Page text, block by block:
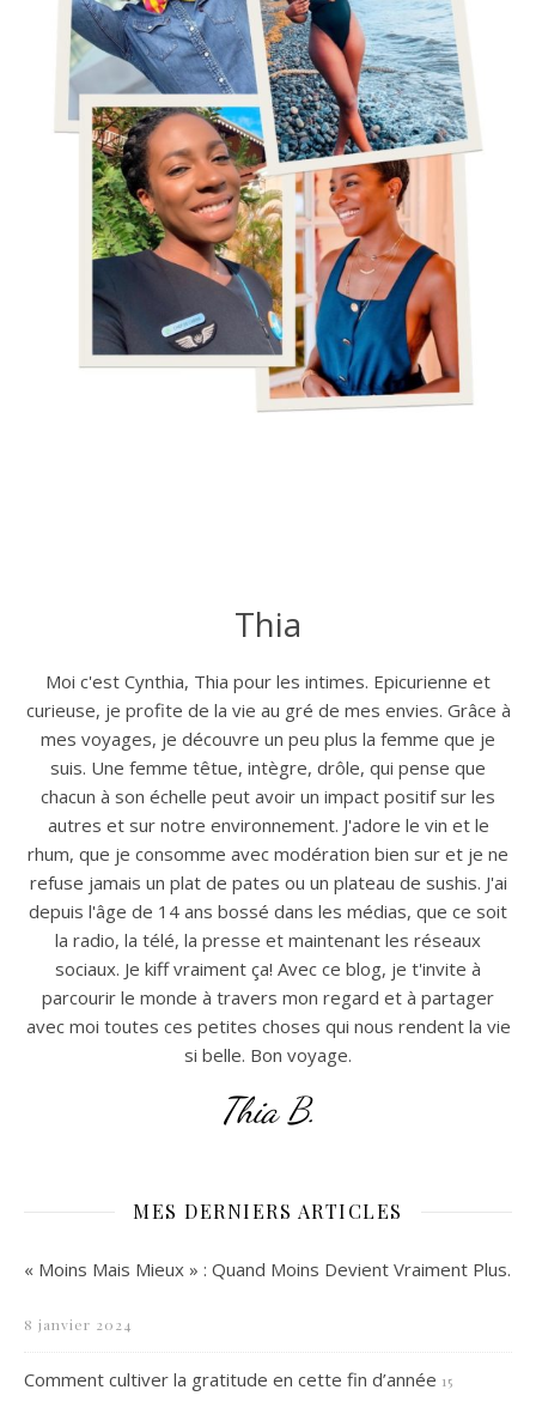
Thia
Moi c'est Cynthia, Thia pour les intimes. Epicurienne et
curieuse, je profite de la vie au gré de mes envies. Grâce à
mes voyages, je découvre un peu plus la femme que je
suis. Une femme têtue, intègre, drôle, qui pense que
chacun à son échelle peut avoir un impact positif sur les
autres et sur notre environnement. J'adore le vin et le
rhum, que je consomme avec modération bien sur et je ne
refuse jamais un plat de pates ou un plateau de sushis. J'ai
depuis l'âge de 14 ans bossé dans les médias, que ce soit
la radio, la télé, la presse et maintenant les réseaux
sociaux. Je kiff vraiment ça! Avec ce blog, je t'invite à
parcourir le monde à travers mon regard et à partager
avec moi toutes ces petites choses qui nous rendent la vie
si belle. Bon voyage.
Thia B.
MES DERNIERS ARTICLES
« Moins Mais Mieux » : Quand Moins Devient Vraiment Plus.
8 janvier 2024
Comment cultiver la gratitude en cette fin d’année 15